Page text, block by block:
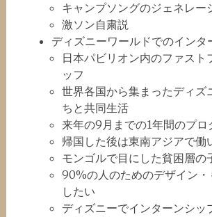
キャンプソングのジェネレー
激ソン自粛説
ディズニーワールドでのインタ
日本パビリオン内のファスト
ッフ
世界各国から集まったディズ
ちと共同生活
来年の9月までの1年間のプロ
帰国した後は東南アジアで働
モンゴルで目にした貧困層の
90%の人のためのデザイン
したい
ディズニーでインターンシッ